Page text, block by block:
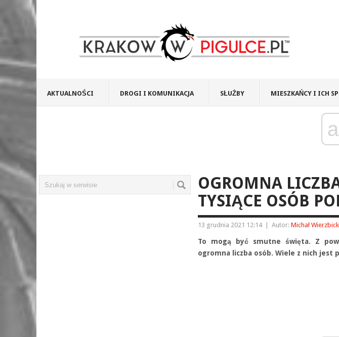
AKTUALNOŚCI DROGI I KOMUNIKACJA SŁUŻBY MIESZKAŃCY I ICH
OGROMNA
TYSIĄCE OSÓB
13 grudnia 2021 12:14 Autor: Michał
To mogą być smutne święta. Z
ogromna liczba osób. Wiele z nich jest